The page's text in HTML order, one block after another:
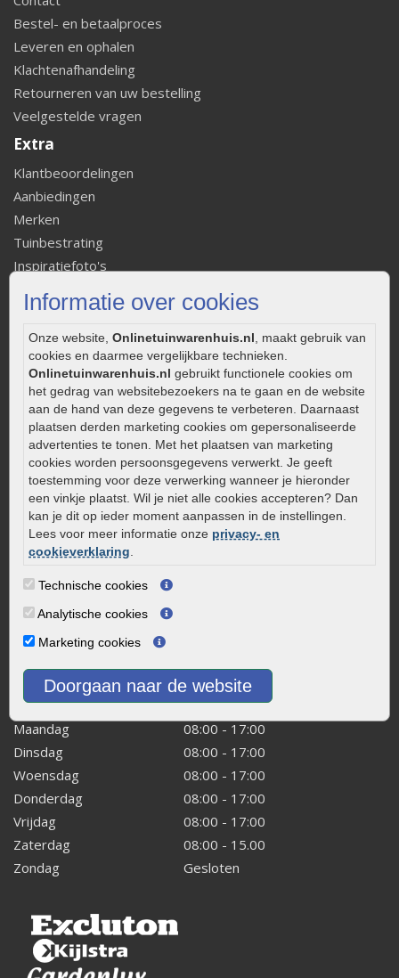
Informatie over cookies
Onze website, Onlinetuinwarenhuis.nl , maakt gebruik van
cookies en daarmee vergelijkbare technieken.
Onlinetuinwarenhuis.nl gebruikt functionele cookies om
het gedrag van websitebezoekers na te gaan en de website
aan de hand van deze gegevens te verbeteren. Daarnaast
plaatsen derden marketing cookies om gepersonaliseerde
advertenties te tonen. Met het plaatsen van marketing
cookies worden persoonsgegevens verwerkt. Je geeft
toestemming voor deze verwerking wanneer je hieronder
een vinkje plaatst. Wil je niet alle cookies accepteren? Dan
kan je dit op ieder moment aanpassen in de instellingen.
Lees voor meer informatie onze privacy- en
cookieverklaring
Technische cookies
Analytische cookies
Marketing cookies
Doorgaan naar de website
Bestel- en betaalproces
Leveren en ophalen
Klachtenafhandeling
Retourneren van uw bestelling
Veelgestelde vragen
Extra
Klantbeoordelingen
Aanbiedingen
Merken
Tuinbestrating
Inspiratiefoto's
Social Media
Belangrijke informatie
De facetrand: wat is het en welke functie heeft het?
Hoe betontegels leggen
Fundering voor betonstenen aanleggen
Welke tuinstijl past bij mij
Strakke tuin inrichten
Legverbanden gebakken bestrating
Onderhoud van gebakken bestrating
Aanlegtips voor gebakken bestrating
Zelf een terras aanleggen
Kleine stadstuin inrichten
Kaapstanderweg 41
8243 RB Lelystad
info@onlinetuinwarenhuis.nl
Routebeschrijving
Openingstijden
Maandag
08:00 - 17:00
Dinsdag
08:00 - 17:00
Woensdag
08:00 - 17:00
Donderdag
08:00 - 17:00
Vrijdag
08:00 - 17:00
Zaterdag
08:00 - 15.00
Zondag
Gesloten